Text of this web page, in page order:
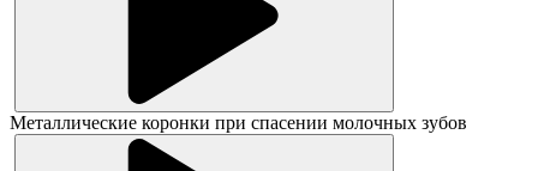
Металлические коронки при спасении молочных зубов